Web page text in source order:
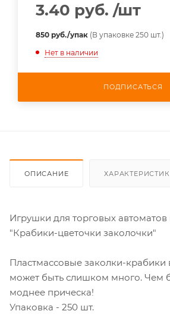
3.40 руб. /шт
850 руб./упак (В упаковке 250 шт.)
Нет в наличии
ПОДПИСАТЬСЯ
ОПИСАНИЕ
Игрушки для торговых автоматов
"Крабики-цветочки заколочки"
Пластмассовые заколки-крабики
может быть слишком много. Чем
моднее прическа!
Упаковка - 250 шт.